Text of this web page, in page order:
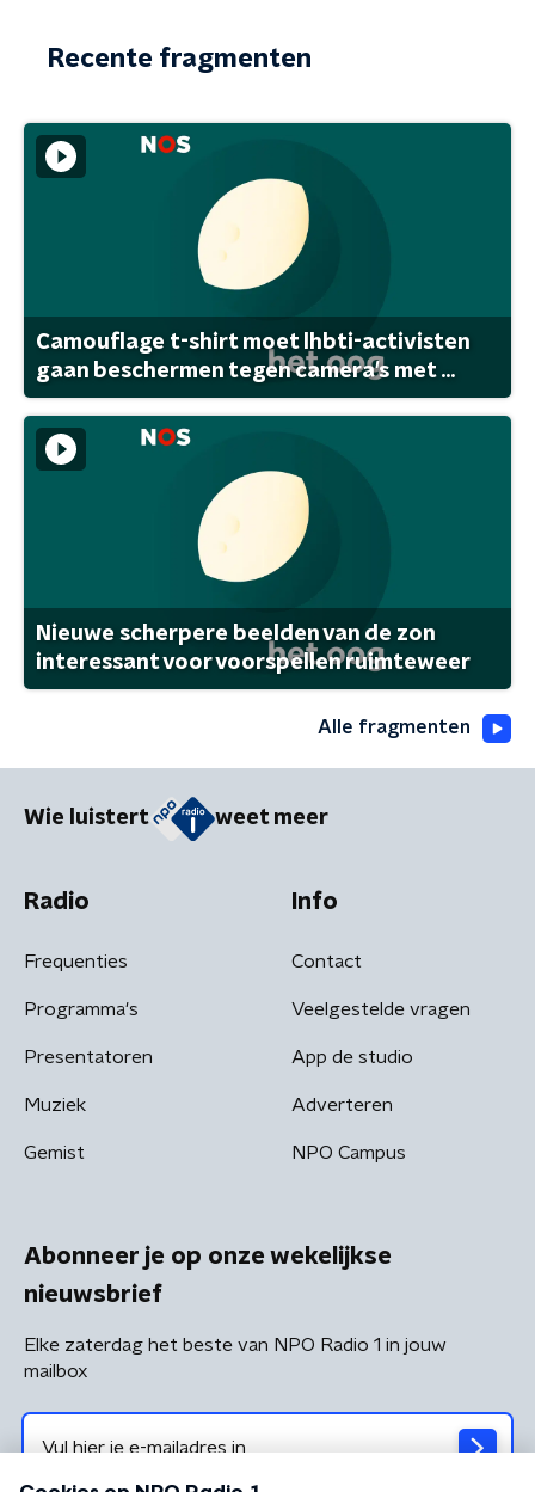
Recente fragmenten
Camouflage t-shirt moet lhbti-activisten
gaan beschermen tegen camera's met ...
Nieuwe scherpere beelden van de zon
interessant voor voorspellen ruimteweer
Alle fragmenten
Wie luistert weet meer
Radio
Frequenties
Programma's
Presentatoren
Muziek
Gemist
Info
Contact
Veelgestelde vragen
App de studio
Adverteren
NPO Campus
Abonneer je op onze wekelijkse
nieuwsbrief
Elke zaterdag het beste van NPO Radio 1 in jouw
mailbox